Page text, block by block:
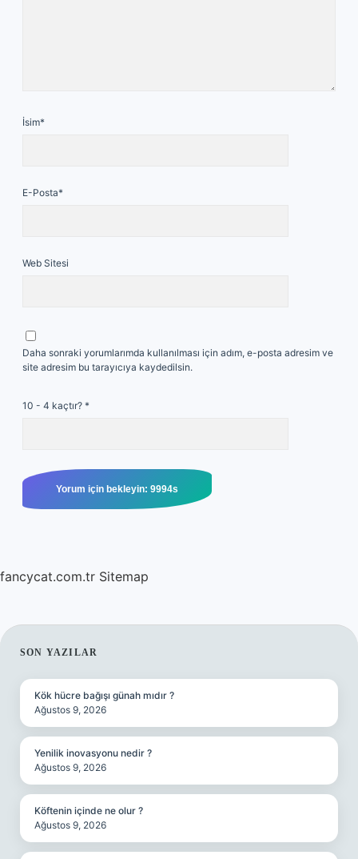
İsim*
E-Posta*
Web Sitesi
Daha sonraki yorumlarımda kullanılması için adım, e-posta adresim ve
site adresim bu tarayıcıya kaydedilsin.
10 - 4 kaçtır? *
fancycat.com.tr Sitemap
SIDEBAR
SON YAZILAR
Kök hücre bağışı günah mıdır ?
Ağustos 9, 2026
Yenilik inovasyonu nedir ?
Ağustos 9, 2026
Köftenin içinde ne olur ?
Ağustos 9, 2026